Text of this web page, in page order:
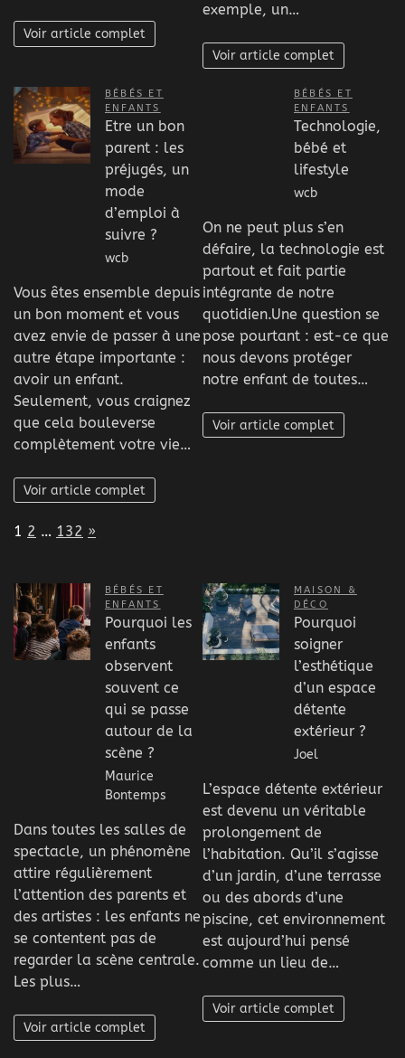
Voir article complet
exemple, un…
Voir article complet
BÉBÉS ET
ENFANTS
Etre un bon
parent : les
préjugés, un
mode
d’emploi à
suivre ?
wcb
Vous êtes ensemble depuis
un bon moment et vous
avez envie de passer à une
autre étape importante :
avoir un enfant.
Seulement, vous craignez
que cela bouleverse
complètement votre vie…
Voir article complet
BÉBÉS ET
ENFANTS
Technologie,
bébé et
lifestyle
wcb
On ne peut plus s’en
défaire, la technologie est
partout et fait partie
intégrante de notre
quotidien.Une question se
pose pourtant : est-ce que
nous devons protéger
notre enfant de toutes…
Voir article complet
Page:
1 2 … 132 Next
»
BÉBÉS ET
ENFANTS
Pourquoi les
enfants
observent
souvent ce
qui se passe
autour de la
scène ?
Maurice
Bontemps
Dans toutes les salles de
spectacle, un phénomène
attire régulièrement
l’attention des parents et
des artistes : les enfants ne
se contentent pas de
regarder la scène centrale.
Les plus…
Voir article complet
MAISON &
DÉCO
Pourquoi
soigner
l’esthétique
d’un espace
détente
extérieur ?
Joel
L’espace détente extérieur
est devenu un véritable
prolongement de
l’habitation. Qu’il s’agisse
d’un jardin, d’une terrasse
ou des abords d’une
piscine, cet environnement
est aujourd’hui pensé
comme un lieu de…
Voir article complet